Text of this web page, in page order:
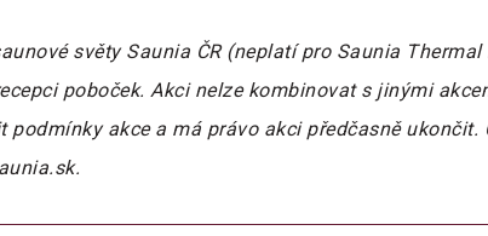
světy Saunia ČR (neplatí pro Saunia
poboček. Akci nelze kombinovat s jinými
podmínky akce a má právo akci předčasně